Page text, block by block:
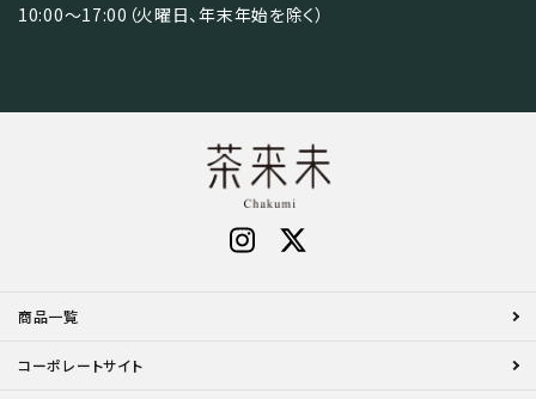
10:00～17:00（火曜日、年末年始を除く）
商品一覧
コーポレートサイト